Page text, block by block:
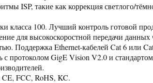
ISP, такие как коррекция светлого/
класса 100. Лучший контроль готовой
для высокоскоростной передачи данных
Поддержка Ethernet-кабелей Cat 6 или
с протоколом GigE Vision V2.0 и
FCC, RoHS, KC.